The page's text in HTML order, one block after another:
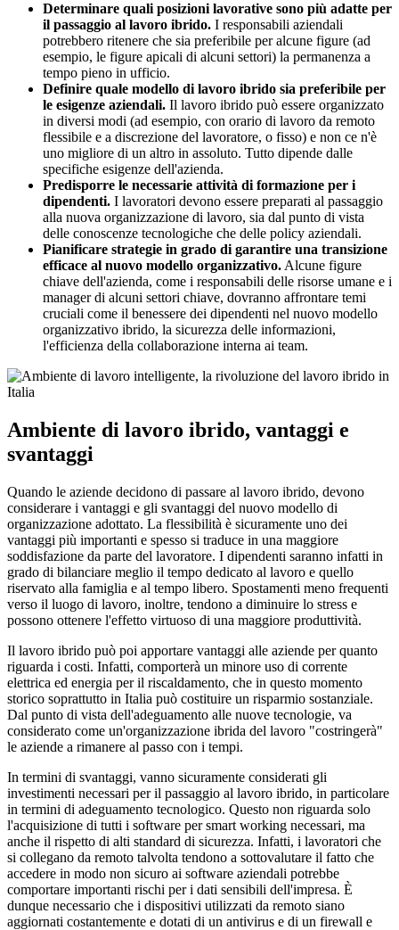
Determinare quali posizioni lavorative sono più adatte per
il passaggio al lavoro ibrido. I responsabili aziendali
potrebbero ritenere che sia preferibile per alcune figure (ad
esempio, le figure apicali di alcuni settori) la permanenza a
tempo pieno in ufficio.
Definire quale modello di lavoro ibrido sia preferibile per
le esigenze aziendali. Il lavoro ibrido può essere organizzato
in diversi modi (ad esempio, con orario di lavoro da remoto
flessibile e a discrezione del lavoratore, o fisso) e non ce n'è
uno migliore di un altro in assoluto. Tutto dipende dalle
specifiche esigenze dell'azienda.
Predisporre le necessarie attività di formazione per i
dipendenti. I lavoratori devono essere preparati al passaggio
alla nuova organizzazione di lavoro, sia dal punto di vista
delle conoscenze tecnologiche che delle policy aziendali.
Pianificare strategie in grado di garantire una transizione
efficace al nuovo modello organizzativo. Alcune figure
chiave dell'azienda, come i responsabili delle risorse umane e i
manager di alcuni settori chiave, dovranno affrontare temi
cruciali come il benessere dei dipendenti nel nuovo modello
organizzativo ibrido, la sicurezza delle informazioni,
l'efficienza della collaborazione interna ai team.
Ambiente di lavoro ibrido, vantaggi e
svantaggi
Quando le aziende decidono di passare al lavoro ibrido, devono
considerare i vantaggi e gli svantaggi del nuovo modello di
organizzazione adottato. La flessibilità è sicuramente uno dei
vantaggi più importanti e spesso si traduce in una maggiore
soddisfazione da parte del lavoratore. I dipendenti saranno infatti in
grado di bilanciare meglio il tempo dedicato al lavoro e quello
riservato alla famiglia e al tempo libero. Spostamenti meno frequenti
verso il luogo di lavoro, inoltre, tendono a diminuire lo stress e
possono ottenere l'effetto virtuoso di una maggiore produttività.
Il lavoro ibrido può poi apportare vantaggi alle aziende per quanto
riguarda i costi. Infatti, comporterà un minore uso di corrente
elettrica ed energia per il riscaldamento, che in questo momento
storico soprattutto in Italia può costituire un risparmio sostanziale.
Dal punto di vista dell'adeguamento alle nuove tecnologie, va
considerato come un'organizzazione ibrida del lavoro "costringerà"
le aziende a rimanere al passo con i tempi.
In termini di svantaggi, vanno sicuramente considerati gli
investimenti necessari per il passaggio al lavoro ibrido, in particolare
in termini di adeguamento tecnologico. Questo non riguarda solo
l'acquisizione di tutti i software per smart working necessari, ma
anche il rispetto di alti standard di sicurezza. Infatti, i lavoratori che
si collegano da remoto talvolta tendono a sottovalutare il fatto che
accedere in modo non sicuro ai software aziendali potrebbe
comportare importanti rischi per i dati sensibili dell'impresa. È
dunque necessario che i dispositivi utilizzati da remoto siano
aggiornati costantemente e dotati di un antivirus e di un firewall e